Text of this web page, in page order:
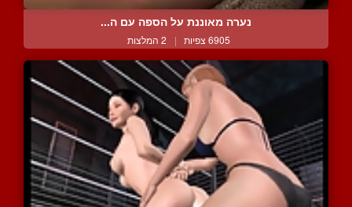
נערה מאוננת על הספה עם ה...
6905 צפיות | 2 המלצות